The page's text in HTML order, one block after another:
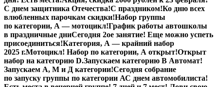
С днем защитника Отечества!С праздником!Ко дню всех
влюбленных парочкам скидки!Набор группы
по категории, А — мотоцикл!График работы автошколы
в праздничные дниСегодня 2ое занятие! Еще можно успеть
присоединиться!Категория, А — крайний набор
2025 г.Мотоцикл! Набор по категории, А открыт!Открыт
набор на категорию D.Запускаем категорию В Автомат!
Запускаем А, М и Д категории!Сегодня собрание
по запуску группы по категории АС днем автомобилиста!